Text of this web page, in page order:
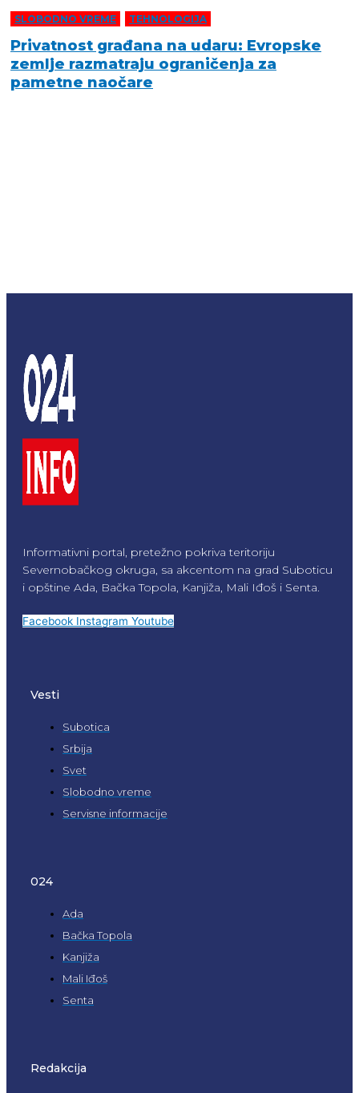
SLOBODNO VREME TEHNOLOGIJA
Privatnost građana na udaru: Evropske
zemlje razmatraju ograničenja za
pametne naočare
Informativni portal, pretežno pokriva teritoriju
Severnobačkog okruga, sa akcentom na grad Suboticu
i opštine Ada, Bačka Topola, Kanjiža, Mali Iđoš i Senta.
Facebook Instagram Youtube
Vesti
Subotica
Srbija
Svet
Slobodno vreme
Servisne informacije
024
Ada
Bačka Topola
Kanjiža
Mali Iđoš
Senta
Redakcija